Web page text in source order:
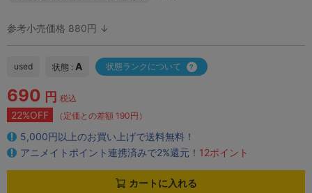
参考小売価格 880円 ↓
used 状態 : A 状態ランクについて
690 円 税込
22%OFF （定価との差額 190円）
5,000円以上のお買い上げで送料無料！
アニメイトポイント連携済みで2%還元！ 12ポイント
カートに入れる